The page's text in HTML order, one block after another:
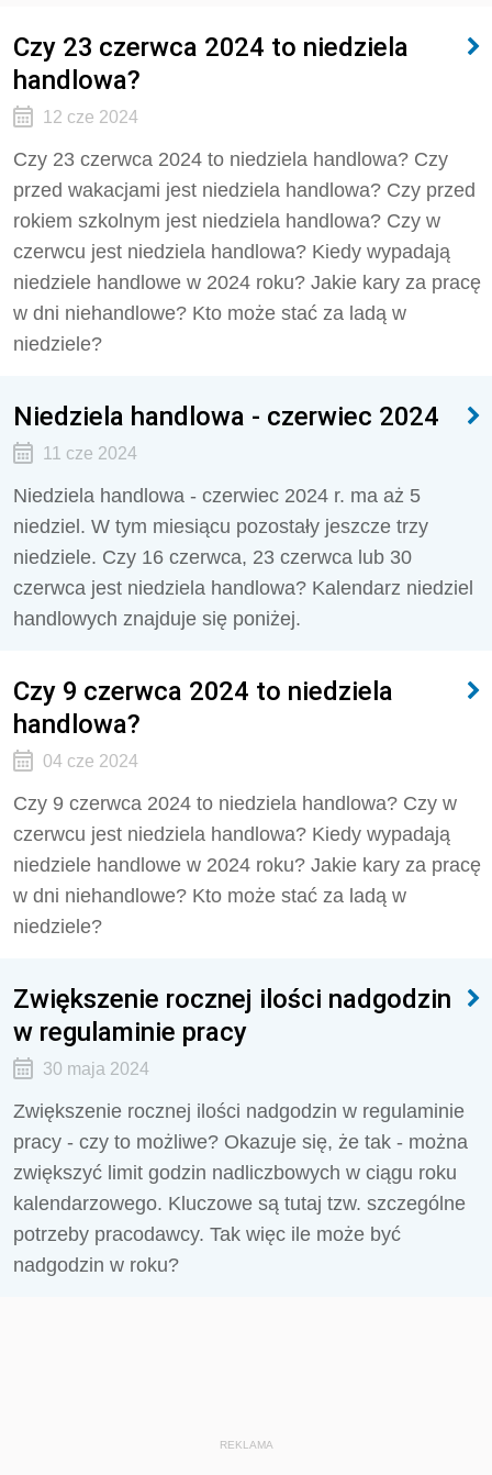
Czy 23 czerwca 2024 to niedziela
handlowa?
12 cze 2024
Czy 23 czerwca 2024 to niedziela handlowa? Czy
przed wakacjami jest niedziela handlowa? Czy przed
rokiem szkolnym jest niedziela handlowa? Czy w
czerwcu jest niedziela handlowa? Kiedy wypadają
niedziele handlowe w 2024 roku? Jakie kary za pracę
w dni niehandlowe? Kto może stać za ladą w
niedziele?
Niedziela handlowa - czerwiec 2024
11 cze 2024
Niedziela handlowa - czerwiec 2024 r. ma aż 5
niedziel. W tym miesiącu pozostały jeszcze trzy
niedziele. Czy 16 czerwca, 23 czerwca lub 30
czerwca jest niedziela handlowa? Kalendarz niedziel
handlowych znajduje się poniżej.
Czy 9 czerwca 2024 to niedziela
handlowa?
04 cze 2024
Czy 9 czerwca 2024 to niedziela handlowa? Czy w
czerwcu jest niedziela handlowa? Kiedy wypadają
niedziele handlowe w 2024 roku? Jakie kary za pracę
w dni niehandlowe? Kto może stać za ladą w
niedziele?
Zwiększenie rocznej ilości nadgodzin
w regulaminie pracy
30 maja 2024
Zwiększenie rocznej ilości nadgodzin w regulaminie
pracy - czy to możliwe? Okazuje się, że tak - można
zwiększyć limit godzin nadliczbowych w ciągu roku
kalendarzowego. Kluczowe są tutaj tzw. szczególne
potrzeby pracodawcy. Tak więc ile może być
nadgodzin w roku?
REKLAMA